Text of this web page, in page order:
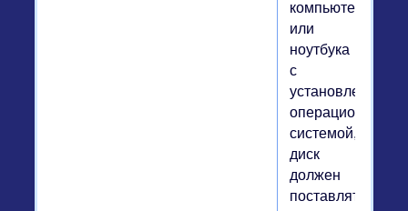
компьютера
или
ноутбука
с
установленной
операционной
системой,
диск
должен
поставляться